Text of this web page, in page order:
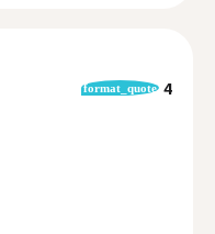
format_quote 4